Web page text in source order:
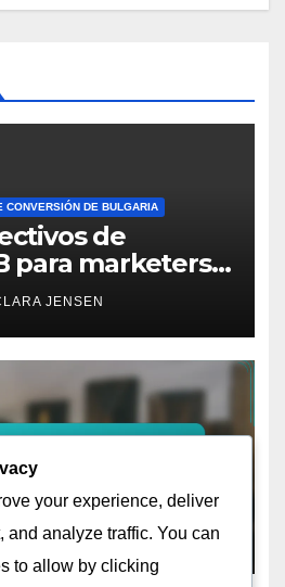
CONVERSIÓN DE BULGARIA
de
para marketers
JENSEN
Systems
Marketing
JENSEN
your experience, deliver
and analyze traffic. You can
to allow by clicking